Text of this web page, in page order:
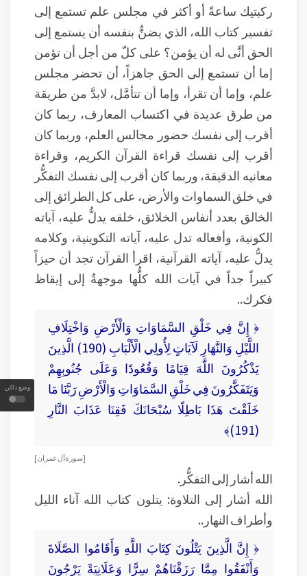
وضع داكن
ركبتيك ساعةً أو أكثر في مجلس علم تستمع إلى
تفسير كتاب الله، الذي يضنُّ بنفسه أن يستمع إلى
الحق أنَّى له أن يؤمن؟ على كلّ من أجل أن تؤمن
إما أن تستمع إلى الحق جاهزاً، أن تحضر مجلس
علم، وإما أن تقرأ، وإما أن تتأمَّل، لابدَّ من طريقة
من طرق عديدة في اكتساب المعارف، ربما كان
أقرب إلى نفسك حضور مجالس العلم، وربما كان
أقرب إلى نفسك قراءة القرآن الكريم، وقراءة
معانيه الدقيقة، وربما كان أقرب إلى نفسك التفكُّر
في خلق السماوات والأرض، على كل الطرائق إلى
الخالق بعدد أنفاس الخلائق، خلقه يدلُّ عليه، آياته
الكونية، وأفعاله تدل عليه، آياته التكوينية، وكلامه
يدلُّ عليه، آياته القرآنية، اقرأ القرآن تجد أن حيزاً
كبيراً جداً في آيات الله كلُّها موجهةٌ إلى إيقاظ
فكرك..
﴿ إِنَّ فِي خَلْقِ السَّمَاوَاتِ وَالْأَرْضِ وَاخْتِلَافِ
اللَّيْلِ وَالنَّهَارِ لَآيَاتٍ لِأُولِي الْأَلْبَابِ (190) الَّذِينَ
يَذْكُرُونَ اللَّهَ قِيَامًا وَقُعُودًا وَعَلَى جُنُوبِهِمْ
وَيَتَفَكَّرُونَ فِي خَلْقِ السَّمَاوَاتِ وَالْأَرْضِ رَبَّنَا مَا
خَلَقْتَ هَذَا بَاطِلًا سُبْحَانَكَ فَقِنَا عَذَابَ النَّارِ
(191)﴾
[ سورة آل عمران ]
الله أشار إلى التفكُّر.
الله أشار إلى التلاوة: يتلون كتاب الله آناء الليل
وأطراف النهار..
﴿ إِنَّ الَّذِينَ يَتْلُونَ كِتَابَ اللَّهِ وَأَقَامُوا الصَّلَاةَ
وَأَنْفَقُوا مِمَّا رَزَقْنَاهُمْ سِرًّا وَعَلَانِيَةً يَرْجُونَ